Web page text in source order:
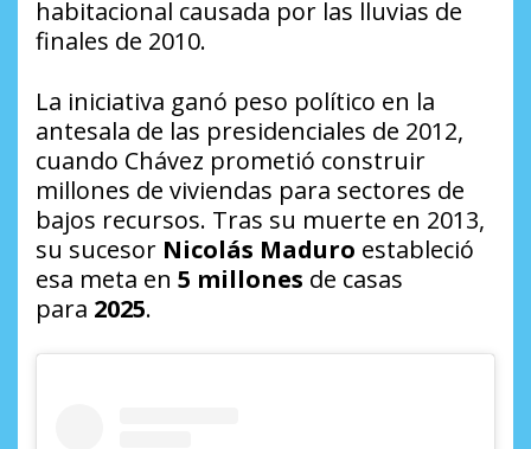
habitacional causada por las lluvias de
finales de 2010.
La iniciativa ganó peso político en la
antesala de las presidenciales de 2012,
cuando Chávez prometió construir
millones de viviendas para sectores de
bajos recursos. Tras su muerte en 2013,
su sucesor Nicolás Maduro estableció
esa meta en 5 millones de casas
para 2025.